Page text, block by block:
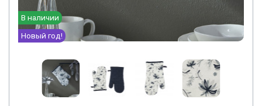
В наличии
Новый год!